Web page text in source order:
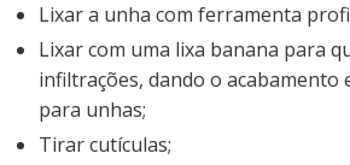
Lixar a unha com ferramenta
Lixar com uma lixa banana para
infiltrações, dando o acabamento
para unhas;
Tirar cutículas;